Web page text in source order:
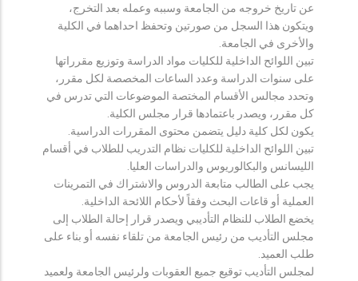
عن تاريخ خروجه من الجامعة وسببه وعمله بعد التخرج،
ويتكون هذا السجل من صورتين وتحفظ احداهما في الكلية
والأخرى في الجامعة.
تبين اللوائح الداخلية للكليات مواد الدراسة وتوزيع مقرراتها
على سنوات الدراسة وعدد الساعات المخصصة لكل مقرر،
وتحدد مجالس الأقسام المختصة الموضوعات التي تدرس في
كل مقرر، ويصدر باعتمادها قرار مجلس الكلية.
يكون لكل كلية دليل يتضمن محتوى المقررات الدراسية.
تبين اللوائح الداخلية للكليات نظام التدريب للطلاب في أقسام
الليسانس والبكالوريوس والدراسات العليا.
يجب على الطالب متابعة الدروس والاشتراك في التمرينات
العملية أو قاعات البحث وفقاً لأحكام اللائحة الداخلية.
يخضع الطلاب للنظام التأديبي ويصدر قرار إحالة الطلاب إلى
مجلس التأديب من رئيس الجامعة من تلقاء نفسه أو بناء على
طلب العميد.
لمجلس التأديب توقيع جميع العقوبات ولرئيس الجامعة ولعميد